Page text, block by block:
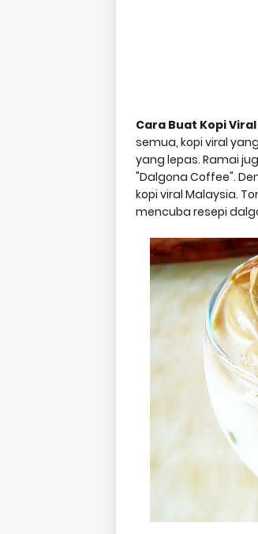
Cara Buat Kopi
semua, kopi viral
yang lepas. Ramai
"Dalgona Coffee".
kopi viral Malaysia.
mencuba resepi